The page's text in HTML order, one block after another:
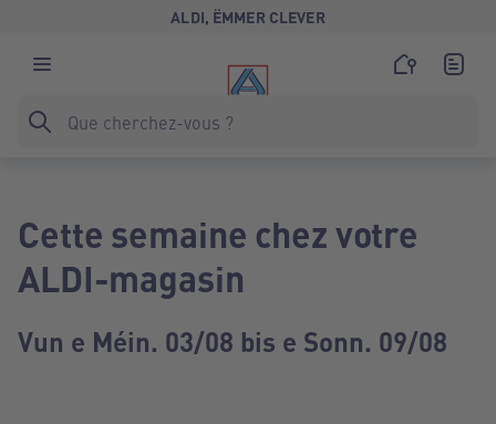
ALDI, ËMMER CLEVER
Cette semaine chez votre
ALDI-magasin
Vun e Méin. 03/08 bis e Sonn. 09/08